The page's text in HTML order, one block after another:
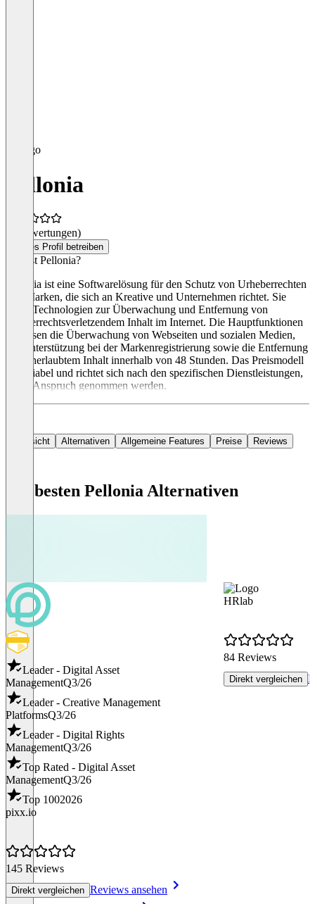
Pellonia
(0 Bewertungen)
Dieses Profil betreiben
Was ist Pellonia?
Pellonia ist eine Softwarelösung für den Schutz von Urheberrechten
und Marken, die sich an Kreative und Unternehmen richtet. Sie
bietet Technologien zur Überwachung und Entfernung von
urheberrechtsverletzendem Inhalt im Internet. Die Hauptfunktionen
umfassen die Überwachung von Webseiten und sozialen Medien,
die Unterstützung bei der Markenregistrierung sowie die Entfernung
von unerlaubtem Inhalt innerhalb von 48 Stunden. Das Preismodell
ist variabel und richtet sich nach den spezifischen Dienstleistungen,
die in Anspruch genommen werden.
Übersicht Alternativen Allgemeine Features Preise Reviews
Die besten Pellonia Alternativen
Leader - Digital Asset
ManagementQ3/26
Leader - Creative Management
PlatformsQ3/26
Leader - Digital Rights
ManagementQ3/26
Top Rated - Digital Asset
ManagementQ3/26
Top 1002026
pixx.io
145 Reviews
Direkt vergleichen Reviews ansehen
HRlab
84 Reviews
Direkt vergleichen